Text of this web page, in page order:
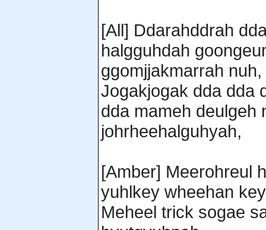
[All] Ddarahddrah
halgguhdah
ggomjjakmarrah nuh,
Jogakjogak dda dda
dda mameh deulgeh
johrheehalguhyah,
[Amber] Meerohreul
yuhlkey wheehan
Meheel trick sogae